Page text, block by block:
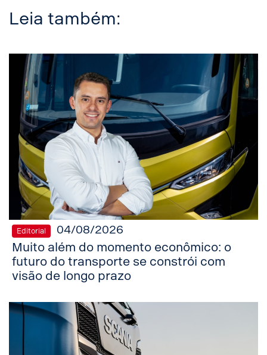
Leia também:
Editorial 04/08/2026
Muito além do momento econômico: o
futuro do transporte se constrói com
visão de longo prazo